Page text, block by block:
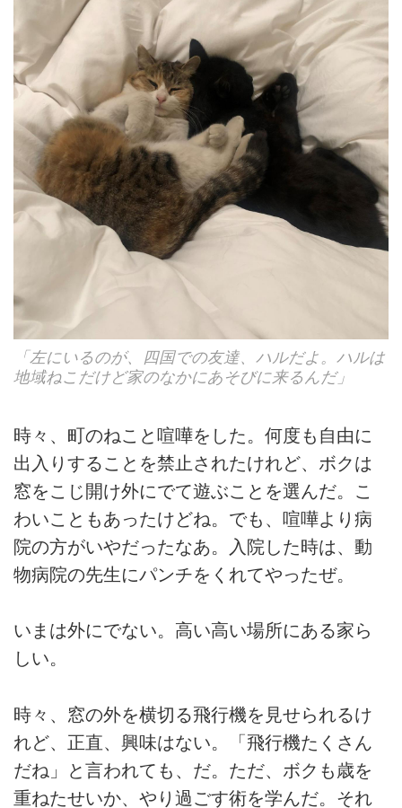
「左にいるのが、四国での友達、ハルだよ。ハルは
地域ねこだけど家のなかにあそびに来るんだ」
時々、町のねこと喧嘩をした。何度も自由に
出入りすることを禁止されたけれど、ボクは
窓をこじ開け外にでて遊ぶことを選んだ。こ
わいこともあったけどね。でも、喧嘩より病
院の方がいやだったなあ。入院した時は、動
物病院の先生にパンチをくれてやったぜ。
いまは外にでない。高い高い場所にある家ら
しい。
時々、窓の外を横切る飛行機を見せられるけ
れど、正直、興味はない。「飛行機たくさん
だね」と言われても、だ。ただ、ボクも歳を
重ねたせいか、やり過ごす術を学んだ。それ